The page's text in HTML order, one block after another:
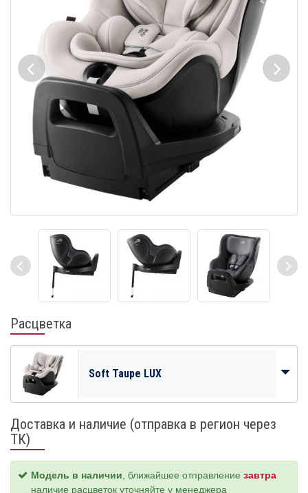
Расцветка
Soft Taupe LUX
Доставка и наличие (отправка в регион через
ТК)
Модель в наличии, ближайшее отправление завтра
наличие расцветок уточняйте у менеджера